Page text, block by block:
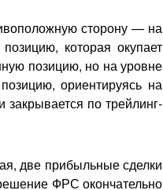
сторону — на
которая окупает
позицию, но на уровне
ориентируясь на
по трейлинг-
две прибыльные сделки
ФРС окончательно